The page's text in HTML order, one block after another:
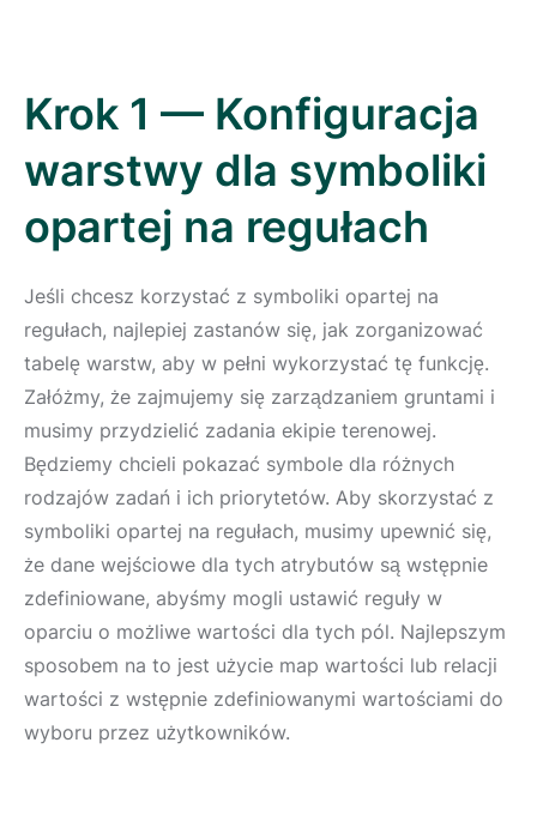
Krok 1 — Konfiguracja
warstwy dla symboliki
opartej na regułach
Jeśli chcesz korzystać z symboliki opartej na
regułach, najlepiej zastanów się, jak zorganizować
tabelę warstw, aby w pełni wykorzystać tę funkcję.
Załóżmy, że zajmujemy się zarządzaniem gruntami i
musimy przydzielić zadania ekipie terenowej.
Będziemy chcieli pokazać symbole dla różnych
rodzajów zadań i ich priorytetów. Aby skorzystać z
symboliki opartej na regułach, musimy upewnić się,
że dane wejściowe dla tych atrybutów są wstępnie
zdefiniowane, abyśmy mogli ustawić reguły w
oparciu o możliwe wartości dla tych pól. Najlepszym
sposobem na to jest użycie map wartości lub relacji
wartości z wstępnie zdefiniowanymi wartościami do
wyboru przez użytkowników.